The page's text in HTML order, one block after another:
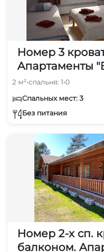
Номер 3
Апартаменты
2 м²•спальня: 1•0
Спальных мест: 3
Без питания
Номер 2-х сп.
балконом.